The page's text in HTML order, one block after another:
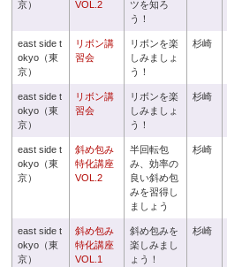
京）
VOL.2
ツを知ろ
う！
east side t
okyo（東
京）
リボン講
習会
リボンを楽
しみましょ
う！
杉崎
east side t
okyo（東
京）
リボン講
習会
リボンを楽
しみましょ
う！
杉崎
east side t
okyo（東
京）
斜め包み
特化講座
VOL.2
半回転包
み、効率の
良い斜め包
みを習得し
ましょう
杉崎
east side t
okyo（東
京）
斜め包み
特化講座
VOL.1
斜め包みを
楽しみまし
ょう！
杉崎